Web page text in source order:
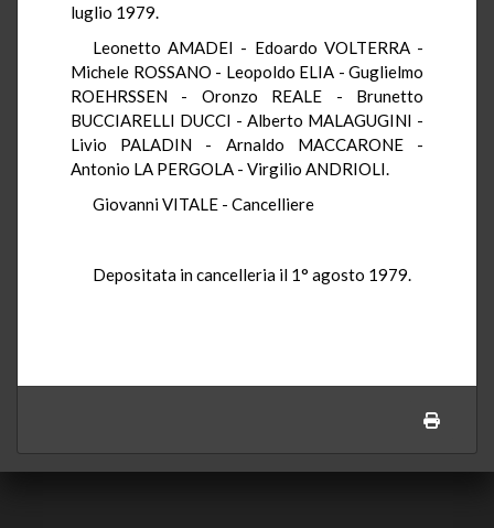
luglio 1979.
Leonetto AMADEI - Edoardo VOLTERRA -
Michele ROSSANO - Leopoldo ELIA - Guglielmo
ROEHRSSEN - Oronzo REALE - Brunetto
BUCCIARELLI DUCCI - Alberto MALAGUGINI -
Livio PALADIN - Arnaldo MACCARONE -
Antonio LA PERGOLA - Virgilio ANDRIOLI.
Giovanni VITALE - Cancelliere
Depositata in cancelleria il 1° agosto 1979.